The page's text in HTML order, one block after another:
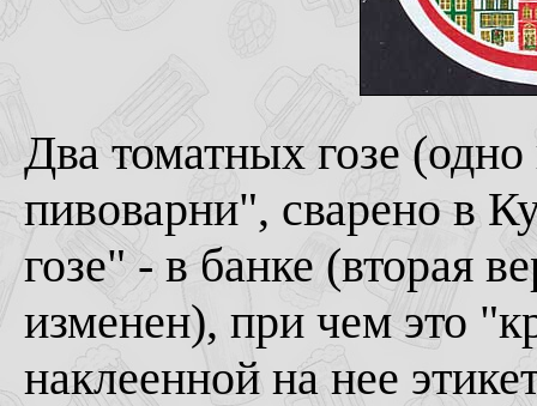
Два томатных гозе
пивоварни", сварено в
гозе" - в банке (вторая
изменен), при чем это
наклеенной на нее